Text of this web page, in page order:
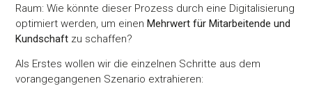
Raum: Wie könnte dieser Prozess durch eine Digitalisierung
optimiert werden, um einenMehrwert für Mitarbeitende und
Kundschaft zu schaffen?
Als Erstes wollen wir die einzelnen Schritte aus dem
vorangegangenen Szenario extrahieren: